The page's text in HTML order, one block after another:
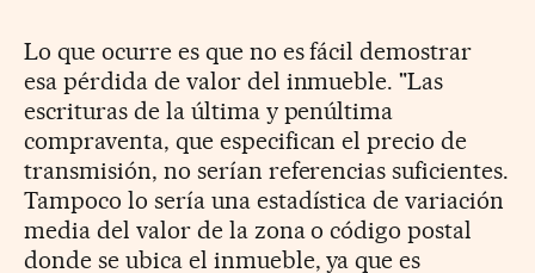
Lo que ocurre es que no es fácil demostrar
esa pérdida de valor del inmueble. "Las
escrituras de la última y penúltima
compraventa, que especifican el precio de
transmisión, no serían referencias suficientes.
Tampoco lo sería una estadística de variación
media del valor de la zona o código postal
donde se ubica el inmueble, ya que es